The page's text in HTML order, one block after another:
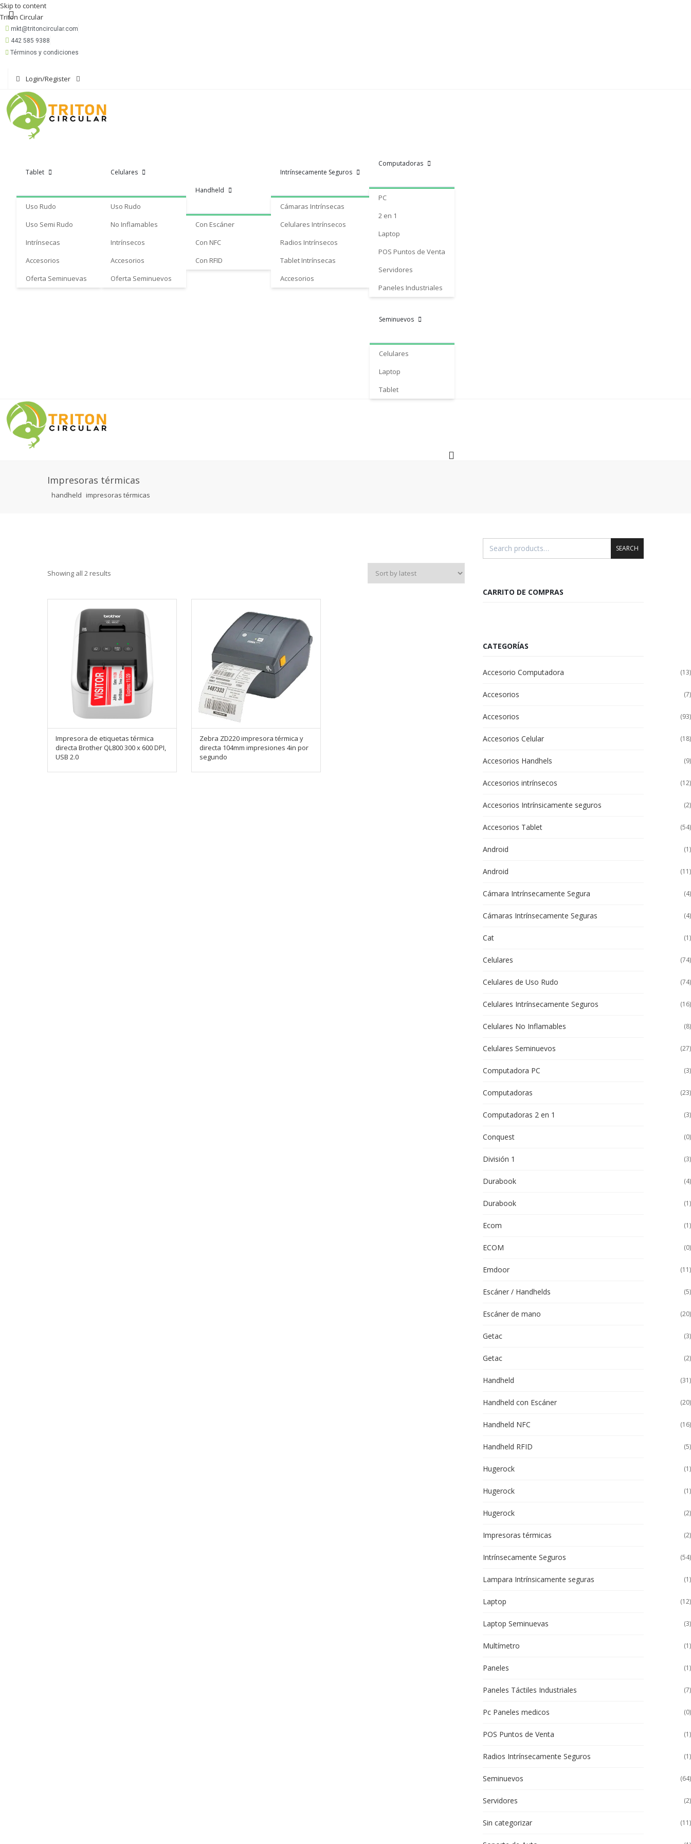
Skip to content
Triton Circular
mkt@tritoncircular.com
442 585 9388
Términos y condiciones
Login/Register
Tablet
Uso Rudo
Uso Semi Rudo
Intrínsecas
Accesorios
Oferta Seminuevas
Celulares
Uso Rudo
No Inflamables
Intrínsecos
Accesorios
Oferta Seminuevos
Handheld
Con Escáner
Con NFC
Con RFID
Intrínsecamente Seguros
Cámaras Intrínsecas
Celulares Intrínsecos
Radios Intrínsecos
Tablet Intrínsecas
Accesorios
Computadoras
PC
2 en 1
Laptop
POS Puntos de Venta
Servidores
Paneles Industriales
Seminuevos
Celulares
Laptop
Tablet
Impresoras térmicas
handheld impresoras térmicas
Showing all 2 results
Impresora de etiquetas térmica
directa Brother QL800 300 x 600 DPI,
USB 2.0
Zebra ZD220 impresora térmica y
directa 104mm impresiones 4in por
segundo
SEARCH
CARRITO DE COMPRAS
CATEGORÍAS
Accesorio Computadora (13)
Accesorios (7)
Accesorios (93)
Accesorios Celular (18)
Accesorios Handhels (9)
Accesorios intrínsecos (12)
Accesorios Intrínsicamente seguros (2)
Accesorios Tablet (54)
Android (1)
Android (11)
Cámara Intrínsecamente Segura (4)
Cámaras Intrínsecamente Seguras (4)
Cat (1)
Celulares (74)
Celulares de Uso Rudo (74)
Celulares Intrínsecamente Seguros (16)
Celulares No Inflamables (8)
Celulares Seminuevos (27)
Computadora PC (3)
Computadoras (23)
Computadoras 2 en 1 (3)
Conquest (0)
División 1 (3)
Durabook (4)
Durabook (1)
Ecom (1)
ECOM (0)
Emdoor (11)
Escáner / Handhelds (5)
Escáner de mano (20)
Getac (3)
Getac (2)
Handheld (31)
Handheld con Escáner (20)
Handheld NFC (16)
Handheld RFID (5)
Hugerock (1)
Hugerock (1)
Hugerock (2)
Impresoras térmicas (2)
Intrínsecamente Seguros (54)
Lampara Intrínsicamente seguras (1)
Laptop (12)
Laptop Seminuevas (3)
Multímetro (1)
Paneles (1)
Paneles Táctiles Industriales (7)
Pc Paneles medicos (0)
POS Puntos de Venta (1)
Radios Intrínsecamente Seguros (1)
Seminuevos (64)
Servidores (2)
Sin categorizar (11)